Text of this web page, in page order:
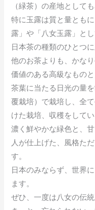
（緑茶）の産地として
特に玉露は質と量とも
露」や「八女玉露」と
日本茶の種類のひとつ
他のお茶よりも、かな
価値のある高級なもの
茶葉に当たる日光の量
覆栽培）で栽培し、全
けた栽培、収穫をしてい
濃く鮮やかな緑色と、
人が仕上げた、風格た
す。
日本のみならず、世界
ます。
ぜひ、一度は八女の伝